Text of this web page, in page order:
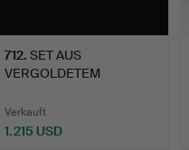
712. SET AUS
VERGOLDETEM
…
Verkauft
1.215 USD